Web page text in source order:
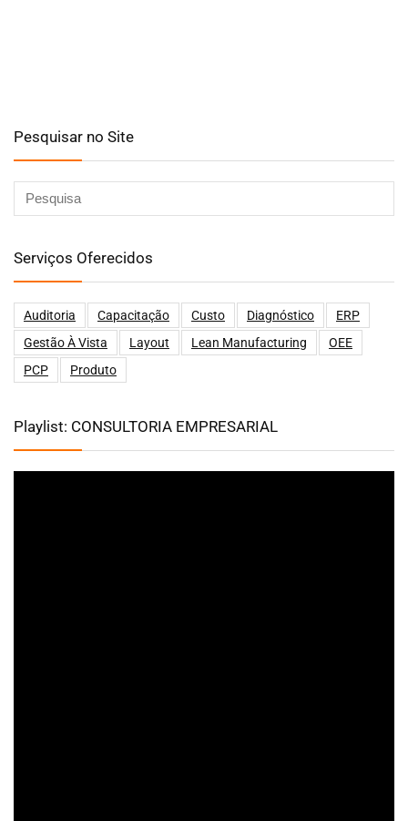
Pesquisar no Site
Serviços Oferecidos
Auditoria Capacitação Custo Diagnóstico
ERP
Gestão À Vista
Layout Lean Manufacturing
OEE
PCP
Produto
Playlist: CONSULTORIA EMPRESARIAL